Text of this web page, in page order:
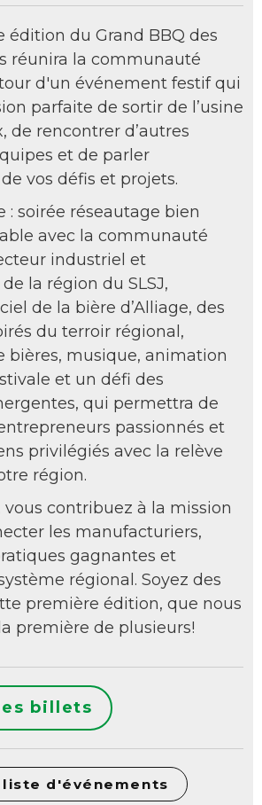
édition du Grand BBQ des
réunira la communauté
d'un événement festif qui
parfaite de sortir de l’usine
de rencontrer d’autres
et de parler
vos défis et projets.
: soirée réseautage bien
avec la communauté
industriel et
la région du SLSJ,
de la bière d’Alliage, des
du terroir régional,
bières, musique, animation
et un défi des
qui permettra de
passionnés et
privilégiés avec la relève
région.
contribuez à la mission
les manufacturiers,
gagnantes et
régional. Soyez des
première édition, que nous
première de plusieurs!
billets
liste d'événements